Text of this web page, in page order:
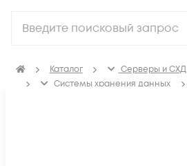
Каталог
Серверы и СХД
Системы хранения данных